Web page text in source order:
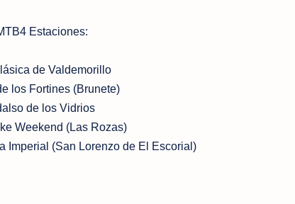
Estaciones:
de Valdemorillo
los Fortines (Brunete)
de los Vidrios
Weekend (Las Rozas)
Imperial (San Lorenzo de El Escorial)